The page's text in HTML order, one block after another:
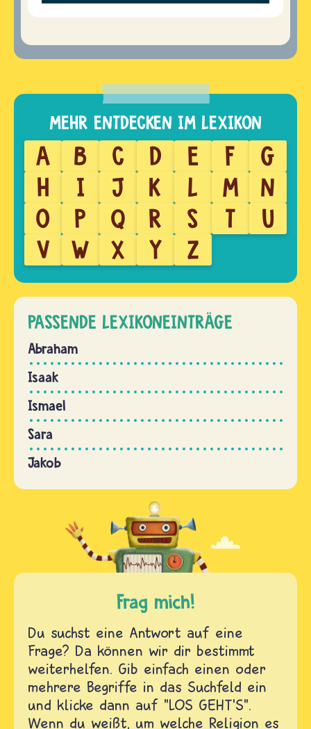
A B C D E F
G
H
I J K L M
N
O
P Q R S T
U
V
W X Y Z
PASSENDE LEXIKONEINTRÄGE
Abraham
Isaak
Ismael
Sara
Jakob
Frag mich!
Du suchst eine Antwort auf eine
Frage? Da können wir dir bestimmt
weiterhelfen. Gib einfach einen oder
mehrere Begriffe in das Suchfeld ein
und klicke dann auf "LOS GEHT'S".
Wenn du weißt, um welche Religion es